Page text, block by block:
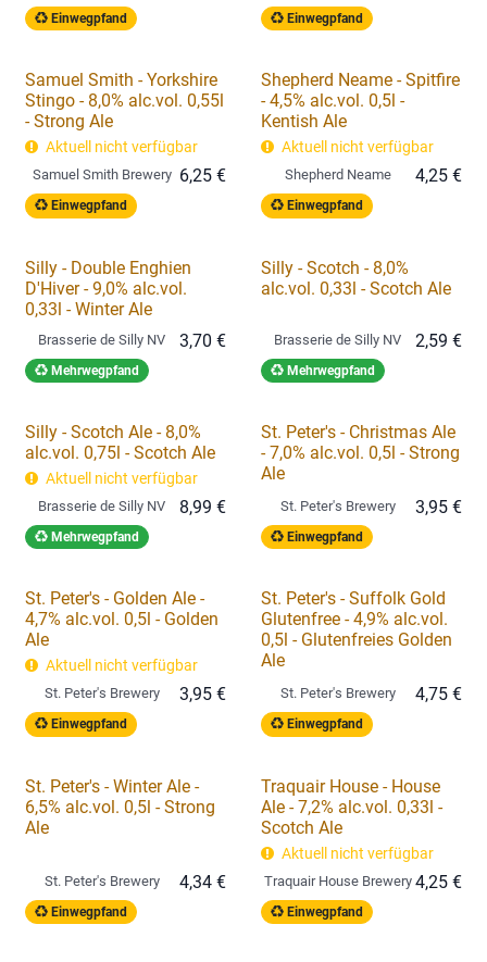
Einwegpfand Einwegpfand
Samuel Smith - Yorkshire
Stingo - 8,0% alc.vol. 0,55l
- Strong Ale
Aktuell nicht verfügbar
Samuel Smith Brewery 6,25€
Einwegpfand
Shepherd Neame - Spitfire
- 4,5% alc.vol. 0,5l -
Kentish Ale
Aktuell nicht verfügbar
Shepherd Neame 4,25€
Einwegpfand
Silly - Double Enghien
D'Hiver - 9,0% alc.vol.
0,33l - Winter Ale
Brasserie de Silly NV 3,70 €
Mehrwegpfand
Silly - Scotch - 8,0%
alc.vol. 0,33l - Scotch Ale
Brasserie de Silly NV 2,59 €
Mehrwegpfand
Silly - Scotch Ale - 8,0%
alc.vol. 0,75l - Scotch Ale
Aktuell nicht verfügbar
Brasserie de Silly NV 8,99 €
Mehrwegpfand
St. Peter's - Christmas Ale
- 7,0% alc.vol. 0,5l - Strong
Ale
St. Peter's Brewery 3,95€
Einwegpfand
St. Peter's - Golden Ale -
4,7% alc.vol. 0,5l - Golden
Ale
Aktuell nicht verfügbar
St. Peter's Brewery 3,95€
Einwegpfand
St. Peter's - Suffolk Gold
Glutenfree - 4,9% alc.vol.
0,5l - Glutenfreies Golden
Ale
St. Peter's Brewery 4,75€
Einwegpfand
St. Peter's - Winter Ale -
6,5% alc.vol. 0,5l - Strong
Ale
St. Peter's Brewery 4,34€
Einwegpfand
Traquair House - House
Ale - 7,2% alc.vol. 0,33l -
Scotch Ale
Aktuell nicht verfügbar
Traquair House Brewery 4,25€
Einwegpfand